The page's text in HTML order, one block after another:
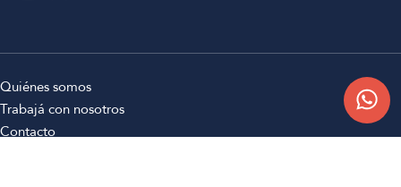
Quiénes somos
Trabajá con nosotros
Contacto